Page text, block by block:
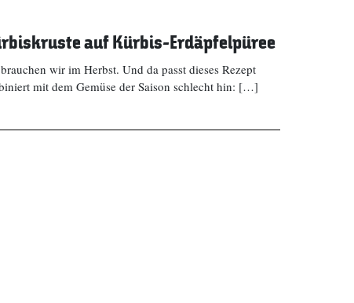
auf Kürbis-Erdäpfelpüree
wir im Herbst. Und da passt dieses Rezept
mit dem Gemüse der Saison schlecht hin: […]